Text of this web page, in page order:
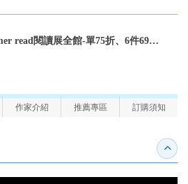
read閱讀展全館-單75折、6件69折～全館任選
作家介紹 推薦專區 訂購須知
收合